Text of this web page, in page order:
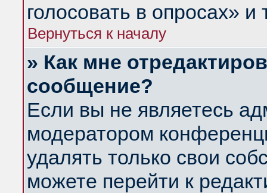
голосовать в опросах» и
Вернуться к началу
» Как мне
сообщение?
Если вы не являетесь
модератором
удалять только свои
можете перейти к